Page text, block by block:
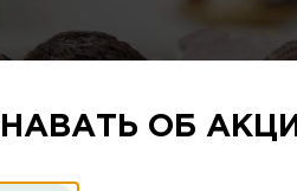
ОБ